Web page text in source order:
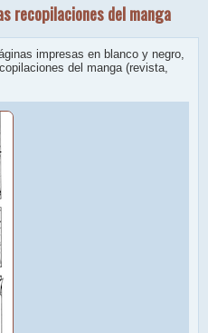
recopilaciones del manga
impresas en blanco y negro,
del manga (revista,